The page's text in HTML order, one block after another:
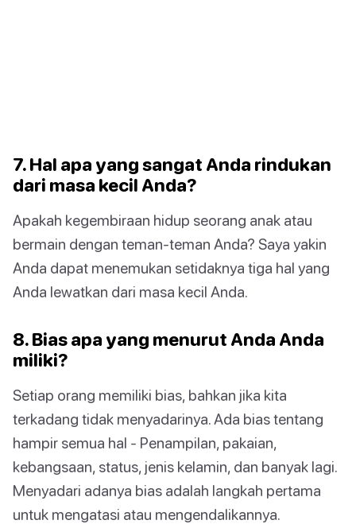
7. Hal apa yang sangat Anda rindukan
dari masa kecil Anda?
Apakah kegembiraan hidup seorang anak atau
bermain dengan teman-teman Anda? Saya yakin
Anda dapat menemukan setidaknya tiga hal yang
Anda lewatkan dari masa kecil Anda.
8. Bias apa yang menurut Anda Anda
miliki?
Setiap orang memiliki bias, bahkan jika kita
terkadang tidak menyadarinya. Ada bias tentang
hampir semua hal - Penampilan, pakaian,
kebangsaan, status, jenis kelamin, dan banyak lagi.
Menyadari adanya bias adalah langkah pertama
untuk mengatasi atau mengendalikannya.